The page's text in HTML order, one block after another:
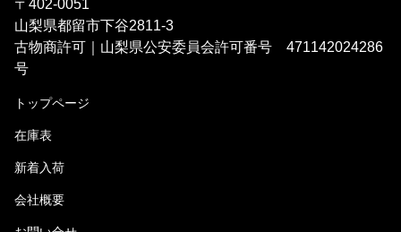
〒402-0051
山梨県都留市下谷2811-3
古物商許可｜山梨県公安委員会許可番号 471142024286
号
トップページ
在庫表
新着入荷
会社概要